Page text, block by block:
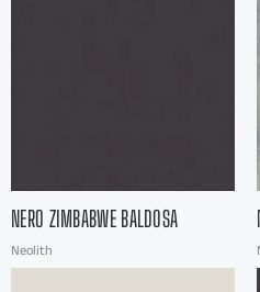
NERO ZIMBABWE BALDOSA
Neolith